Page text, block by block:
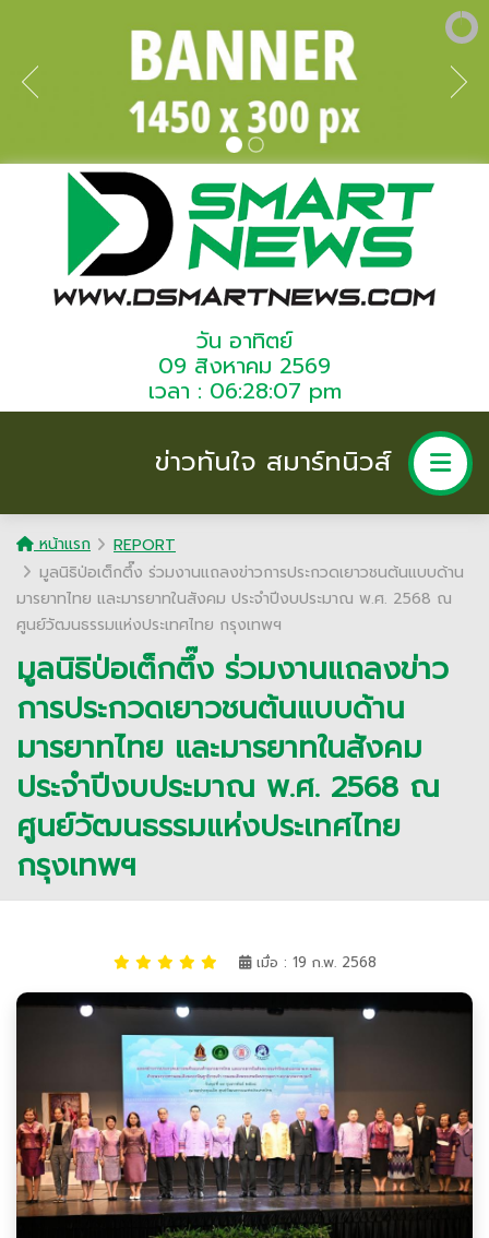
วัน อาทิตย์
09 สิงหาคม 2569
เวลา : 06:28:07 pm
ข่าวทันใจ สมาร์ทนิวส์
หน้าแรก
REPORT
มูลนิธิป่อเต็กตึ๊ง ร่วมงานแถลงข่าวการประกวดเยาวชนต้นแบบด้าน
มารยาทไทย และมารยาทในสังคม ประจำปีงบประมาณ พ.ศ. 2568 ณ
ศูนย์วัฒนธรรมแห่งประเทศไทย กรุงเทพฯ
มูลนิธิป่อเต็กตึ๊ง ร่วมงานแถลงข่าว
การประกวดเยาวชนต้นแบบด้าน
มารยาทไทย และมารยาทในสังคม
ประจำปีงบประมาณ พ.ศ. 2568 ณ
ศูนย์วัฒนธรรมแห่งประเทศไทย
กรุงเทพฯ
เมื่อ : 19 ก.พ. 2568